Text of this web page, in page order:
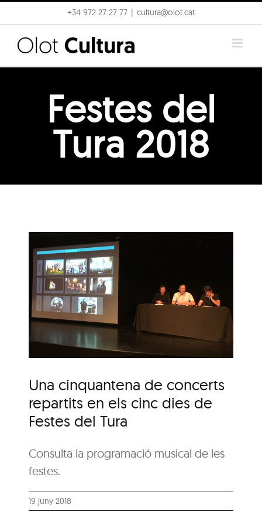
to
content
+34 972 27 27 77 cultura@olot.cat
Festes del
Tura 2018
Una cinquantena de concerts
repartits en els cinc dies de
Festes del Tura
Consulta la programació musical de les
festes.
19 juny 2018